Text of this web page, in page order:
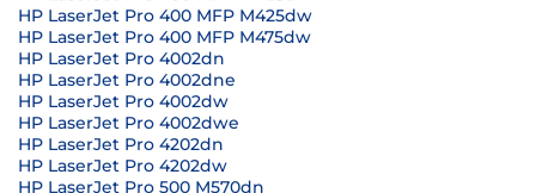
HP LaserJet Pro 400 MFP M425dw
HP LaserJet Pro 400 MFP M475dw
HP LaserJet Pro 4002dn
HP LaserJet Pro 4002dne
HP LaserJet Pro 4002dw
HP LaserJet Pro 4002dwe
HP LaserJet Pro 4202dn
HP LaserJet Pro 4202dw
HP LaserJet Pro 500 M570dn